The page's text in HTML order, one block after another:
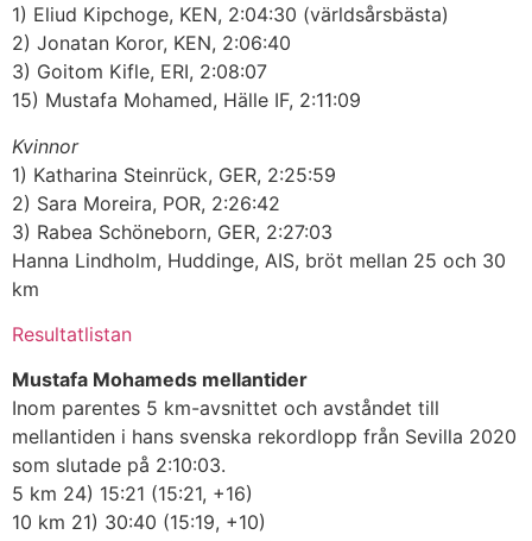
1) Eliud Kipchoge, KEN, 2:04:30 (världsårsbästa)
2) Jonatan Koror, KEN, 2:06:40
3) Goitom Kifle, ERI, 2:08:07
15) Mustafa Mohamed, Hälle IF, 2:11:09
Kvinnor
1) Katharina Steinrück, GER, 2:25:59
2) Sara Moreira, POR, 2:26:42
3) Rabea Schöneborn, GER, 2:27:03
Hanna Lindholm, Huddinge, AIS, bröt mellan 25 och 30
km
Resultatlistan
Mustafa Mohameds mellantider
Inom parentes 5 km-avsnittet och avståndet till
mellantiden i hans svenska rekordlopp från Sevilla 2020
som slutade på 2:10:03.
5 km 24) 15:21 (15:21, +16)
10 km 21) 30:40 (15:19, +10)